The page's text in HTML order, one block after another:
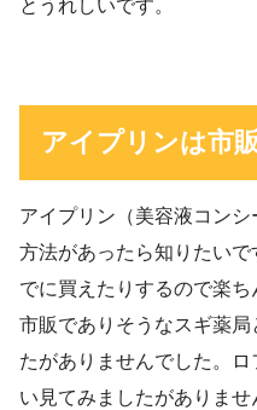
とうれしいです。
アイプリンは市
アイプリン（美容液コン
方法があったら知りたい
でに買えたりするので楽
市販でありそうなスギ薬
たがありませんでした。
い見てみましたがありませ